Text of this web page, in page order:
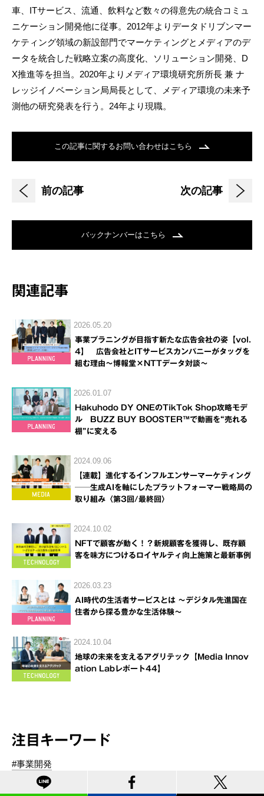
車、ITサービス、流通、飲料など数々の得意先の統合コミュ
ニケーション開発他に従事。2012年よりデータドリブンマー
ケティング領域の新設部門でマーケティングとメディアのデ
ータを統合した戦略立案の高度化、ソリューション開発、D
X推進等を担当。2020年よりメディア環境研究所所長 兼 ナ
レッジイノベーション局局長として、メディア環境の未来予
測他の研究発表を行う。24年より現職。
この記事に関するお問い合わせはこちら
前の記事 次の記事
バックナンバーはこちら
関連記事
2026.05.20
事業プラニングが目指す新たな広告会社の姿【vol.
4】 広告会社とITサービスカンパニーがタッグを
組む理由～博報堂×NTTデータ対談～
2026.01.07
Hakuhodo DY ONEのTikTok Shop攻略モデ
ル BUZZ BUY BOOSTER™で動画を“売れる
棚”に変える
2024.09.06
【連載】進化するインフルエンサーマーケティング
──生成AIを軸にしたプラットフォーマー戦略局の
取り組み〈第3回/最終回〉
2024.10.02
NFTで顧客が動く！？新規顧客を獲得し、既存顧
客を味方につけるロイヤルティ向上施策と最新事例
2026.03.23
AI時代の生活者サービスとは ～デジタル先進国在
住者から探る豊かな生活体験～
2024.10.04
地球の未来を支えるアグリテック【Media Innov
ation Labレポート44】
注目キーワード
#事業開発
#クリエイティビティ